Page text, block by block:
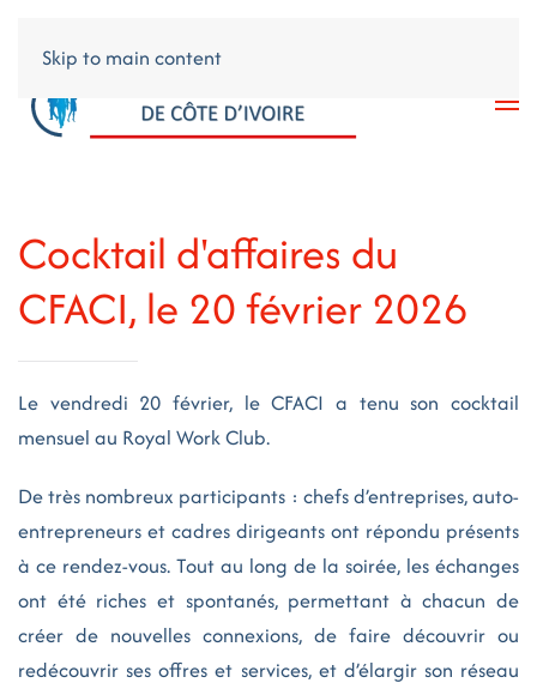
Skip to main content
Cocktail d'affaires du
CFACI, le 20 février 2026
Le vendredi 20 février, le CFACI a tenu son cocktail
mensuel au Royal Work Club.
De très nombreux participants : chefs d’entreprises, auto-
entrepreneurs et cadres dirigeants ont répondu présents
à ce rendez-vous. Tout au long de la soirée, les échanges
ont été riches et spontanés, permettant à chacun de
créer de nouvelles connexions, de faire découvrir ou
redécouvrir ses offres et services, et d’élargir son réseau